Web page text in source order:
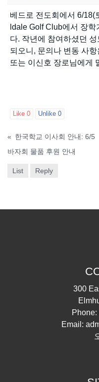
베드로 전도회에서 6/18(
ldale Golf Club에서 장학
다. 작년에 참여하셨던
되오니, 문의나 변동 사
또는 이신호 장로님에게
Like 0 Unlike 0
« 한국학교 이사회 안내: 6/5
바자회 물품 후원 안내
List Reply
300
Phone:
Email: